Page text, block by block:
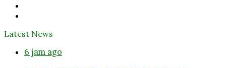
Latest News
6 jam ago